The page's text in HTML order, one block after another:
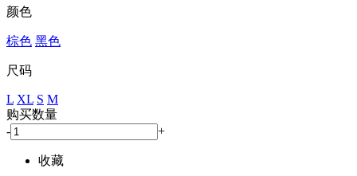
颜色
棕色 黑色
尺码
L XL S M
购买数量
-
+
收藏